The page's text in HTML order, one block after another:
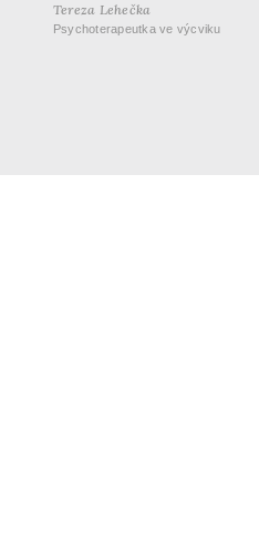
Tereza Lehečka
Psychoterapeutka ve výcviku